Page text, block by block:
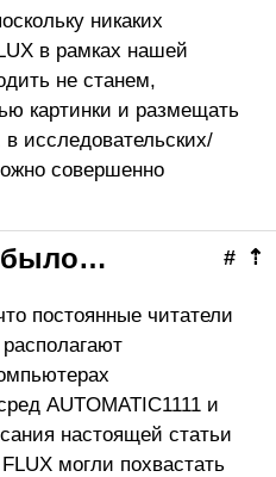
никаких
в рамках нашей
не станем,
картинки и размещать
исследовательских/
совершенно
⇡
#
было…
постоянные читатели
AUTOMATIC1111 и
настоящей статьи
могли похвастать